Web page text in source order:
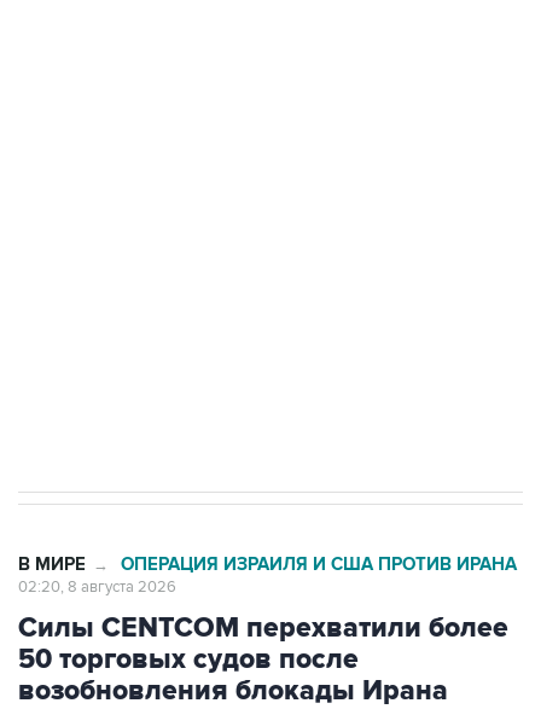
В МИРЕ → ОПЕРАЦИЯ ИЗРАИЛЯ И США ПРОТИВ ИРАНА
02:20, 8 августа 2026
Силы CENTCOM перехватили более
50 торговых судов после
возобновления блокады Ирана